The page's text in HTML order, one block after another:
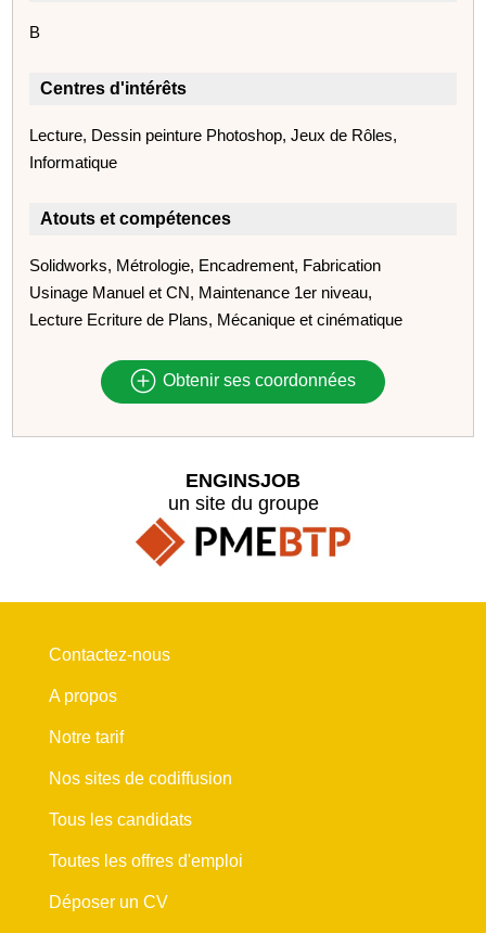
B
Centres d'intérêts
Lecture, Dessin peinture Photoshop, Jeux de Rôles,
Informatique
Atouts et compétences
Solidworks, Métrologie, Encadrement, Fabrication
Usinage Manuel et CN, Maintenance 1er niveau,
Lecture Ecriture de Plans, Mécanique et cinématique
Obtenir ses coordonnées
ENGINSJOB
un site du groupe
Contactez-nous
A propos
Notre tarif
Nos sites de codiffusion
Tous les candidats
Toutes les offres d'emploi
Déposer un CV